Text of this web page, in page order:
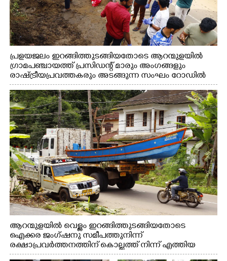
പ്രളയജലം ഇറങ്ങിത്തുടങ്ങിയതോടെ ആറന്മുളയിൽ
ഗ്രാമപഞ്ചായത്ത് പ്രസിഡന്റ് മാരും അംഗങ്ങളും
രാഷ്ട്രീയപ്രവത്തകരും അടങ്ങുന്ന സംഘം റോഡിൽ
അടിഞ്ഞ് കൂടിയ ചെളിയും മണ്ണും മറ്റ് മാലിന്യങ്ങളും
നീക്കം ചെയ്യുന്നു.
ആറന്മുളയിൽ വെള്ളം ഇറങ്ങിത്തുടങ്ങിയതോടെ
ഐക്കര ജംഗ്ഷനു സമീപത്തുനിന്ന്
രക്ഷാപ്രവർത്തനത്തിന് കൊല്ലത്ത് നിന്ന് എത്തിയ
ബോട്ടുകൾ തിരികെക്കൊണ്ടുപോകുന്നു.